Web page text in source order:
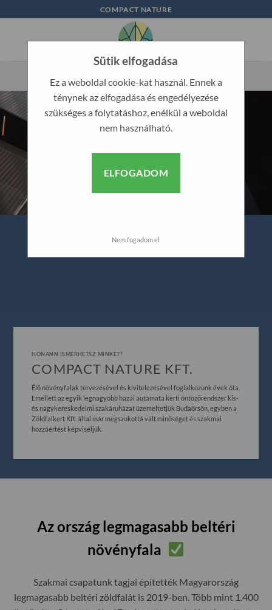
to
COMPACT NATURE
HONANN ISMERHETSZ MINKET?
COMPACT NATURE KFT.
Élő növényfalak tervezésével és kivitelezésével foglalkozunk évek óta.
Emellett az egyik legnagyobb hazai autamata kerti öntözőrendszer kis-
és nagykereskedelmi szakáruházat üzemeltetjük Budaörsön, egyben a
Zöldfalkert Kft. által már megszokottá vált minőséget és szakmai
hozzáértést képviseljük.
Az ország legmagasabb beltéri
növényfala
Szakmai csapatunk tagjai építették Magyarország
legmagasabb beltéri zöldfalát is 2019-ben. Több mint 1.400
Sütik elfogadása
Ez a weboldal cookie-kat használ. Ennek a
ténynek az elfogadása és engedélyezése
szükséges a folytatáshoz, enélkül a weboldal
nem használható.
ELFOGADOM
Nem fogadom el